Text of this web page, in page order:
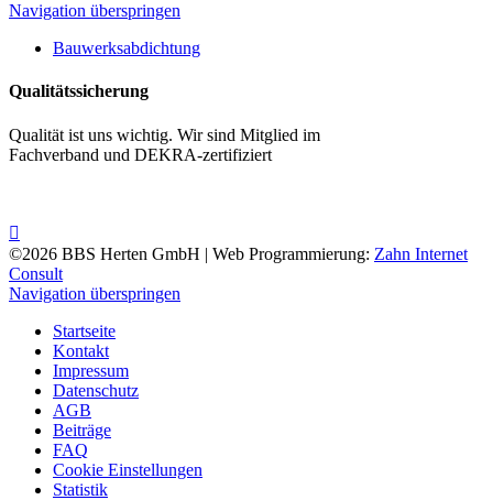
Navigation überspringen
Bauwerksabdichtung
Qualitätssicherung
Qualität ist uns wichtig. Wir sind Mitglied im
Fachverband und DEKRA-zertifiziert
©2026 BBS Herten GmbH | Web Programmierung: Zahn Internet
Consult
Navigation überspringen
Startseite
Kontakt
Impressum
Datenschutz
AGB
Beiträge
FAQ
Cookie Einstellungen
Statistik